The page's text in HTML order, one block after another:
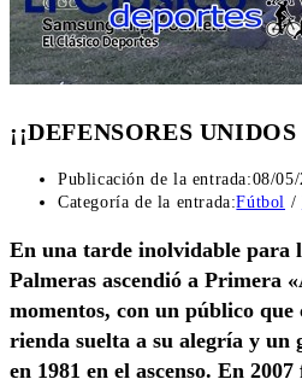
¡¡DEFENSORES
Publicación de la entrada:08/
Categoría de la entrada:Fútbol /
En una tarde inolvidable para
Palmeras ascendió a Primera
momentos, con un público
rienda suelta a su alegría y un
en 1981 en el ascenso. En